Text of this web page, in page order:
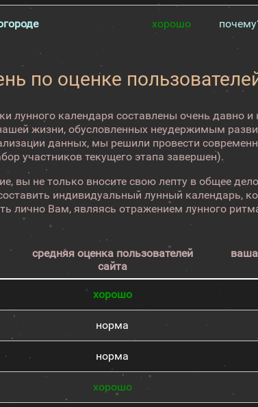
хорошо
по оценке
лунного календаря составлены очень давно
жизни, обусловленных неудержимым
данных, мы решили провести
участников текущего этапа завершен).
вы не только вносите свою лепту в общее
индивидуальный лунный календарь,
лично Вам, являясь отражением лунного
средняя оценка пользователей
сайта
хорошо
норма
норма
хорошо